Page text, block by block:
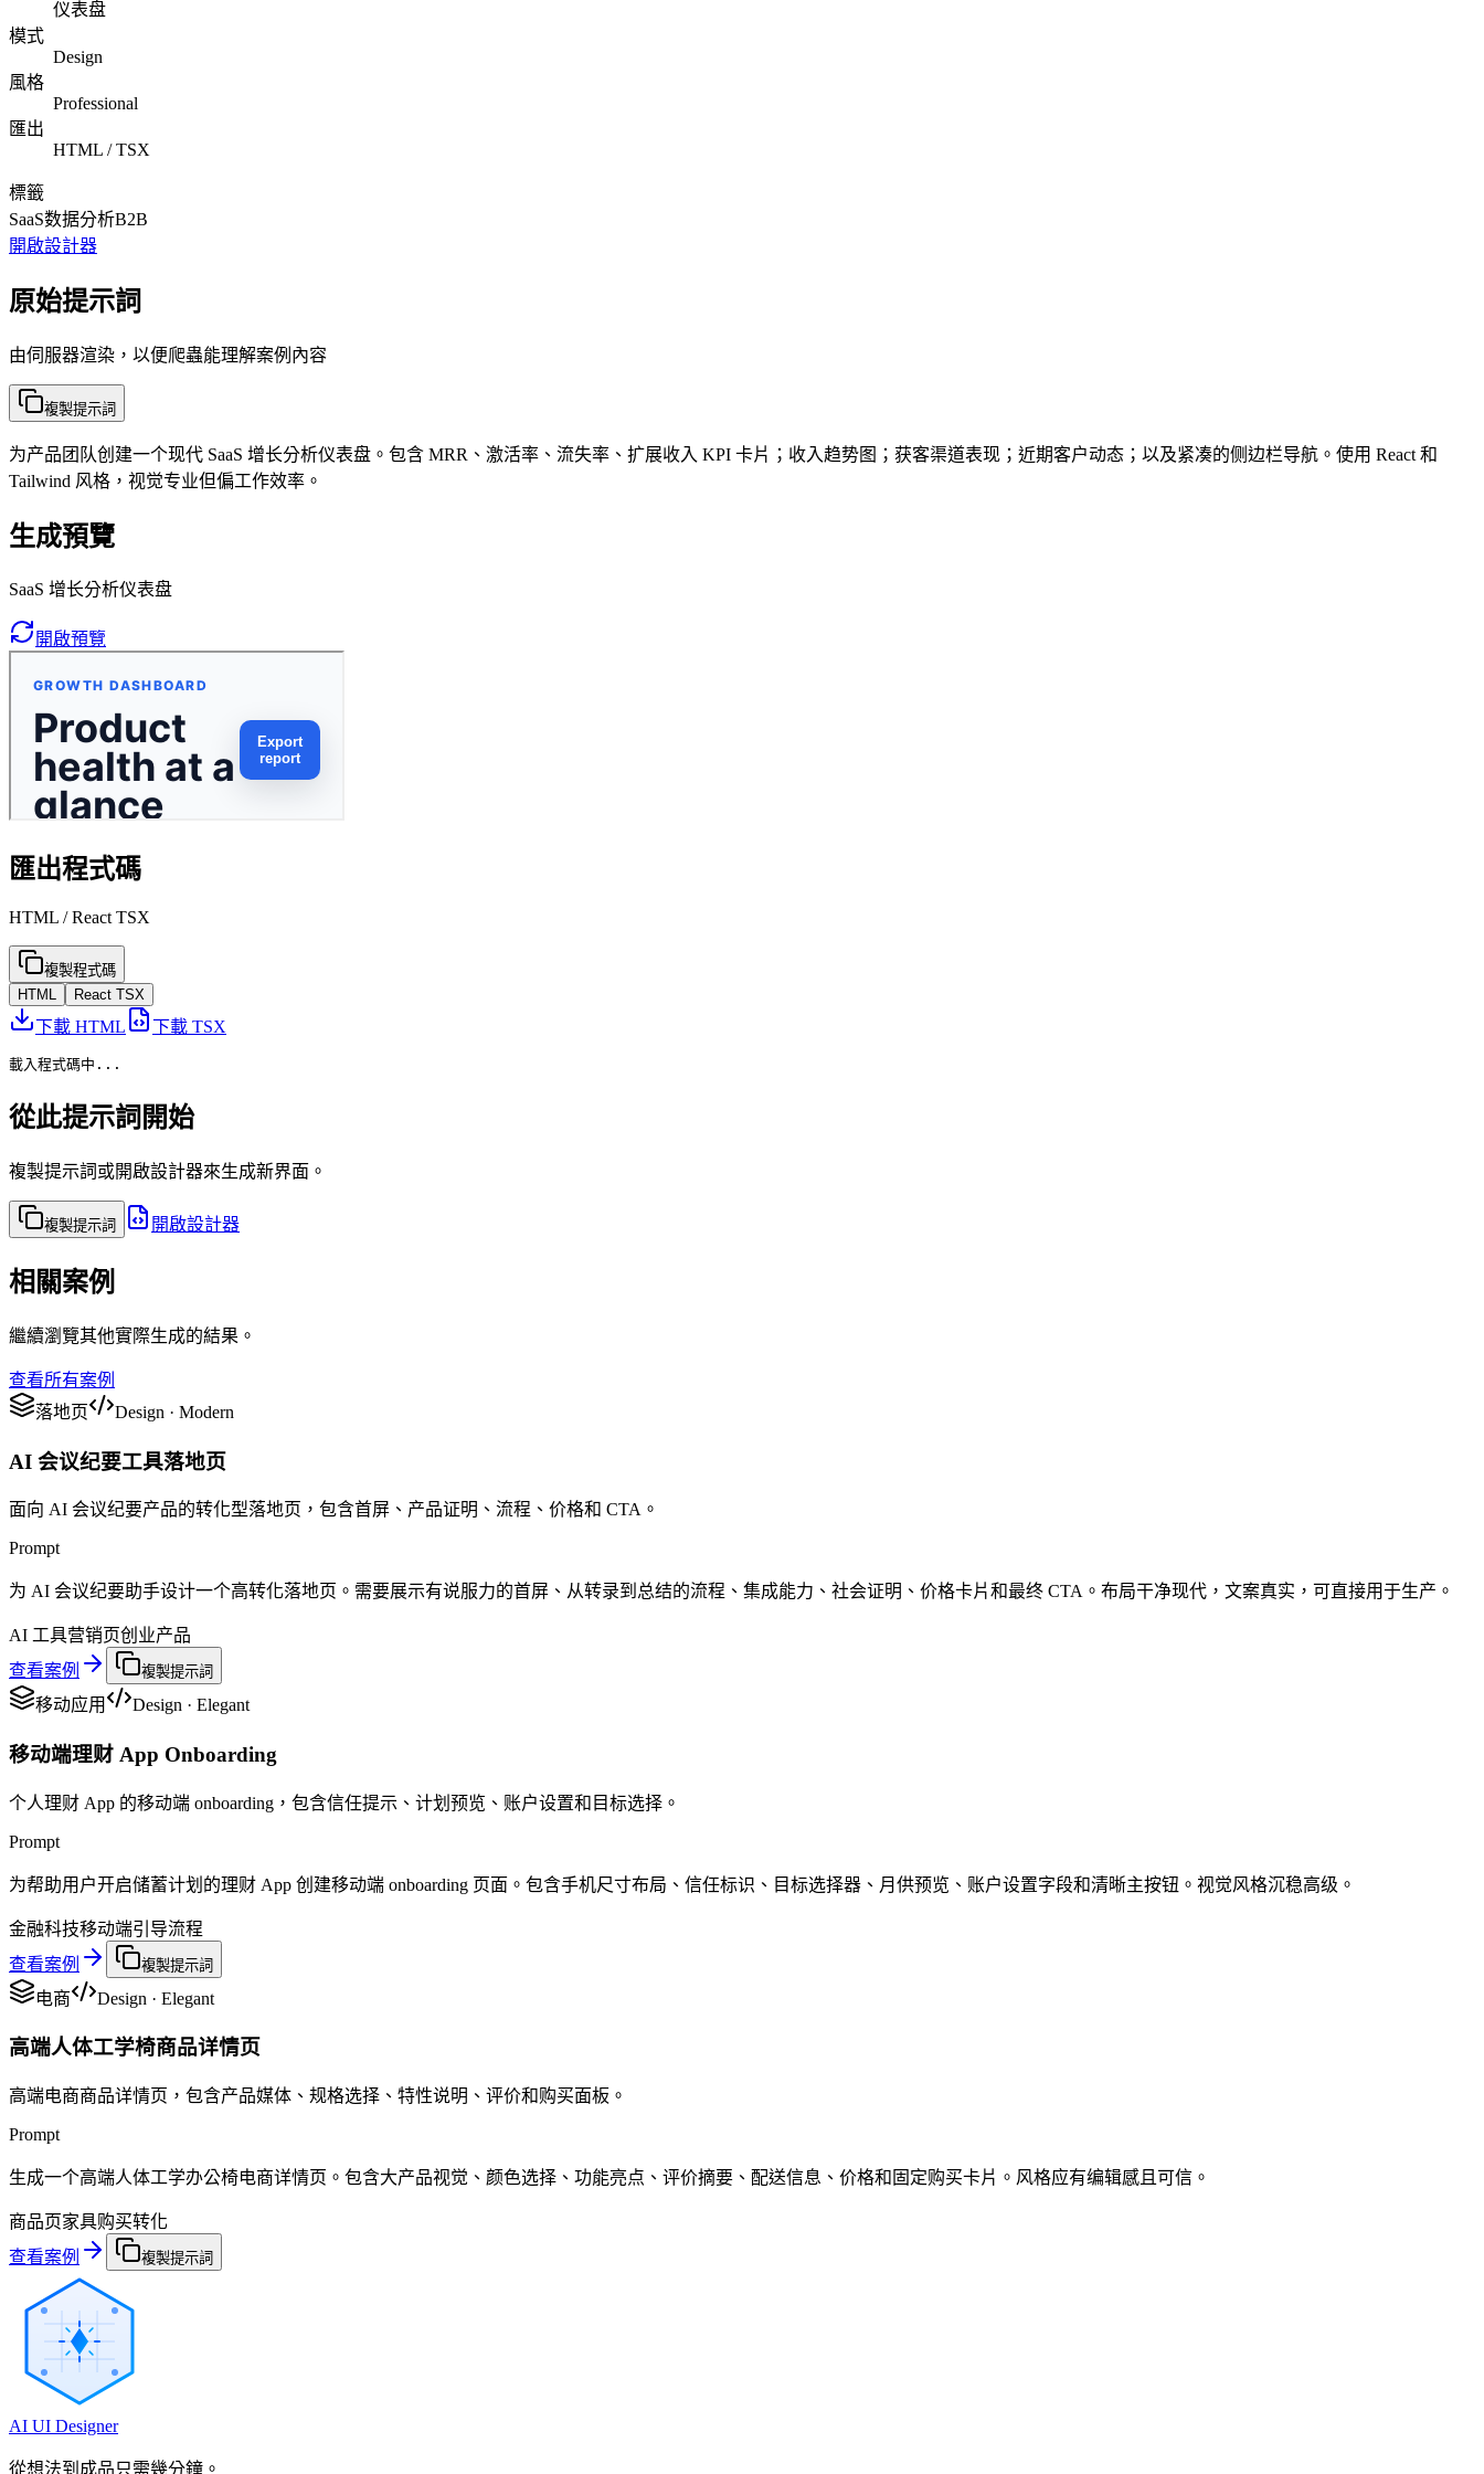
仪表盘
模式
Design
風格
Professional
匯出
HTML / TSX
標籤
SaaS数据分析B2B
開啟設計器
原始提示詞
由伺服器渲染，以便爬蟲能理解案例內容
複製提示詞
为产品团队创建一个现代 SaaS 增长分析仪表盘。包含 MRR、激活率、流失率、扩展收入 KPI 卡片；收入趋势图；获客渠道表现；近期客户动态；以及紧凑的侧边栏导航。使用 React 和
Tailwind 风格，视觉专业但偏工作效率。
生成預覽
SaaS 增长分析仪表盘
開啟預覽
匯出程式碼
HTML / React TSX
複製程式碼
HTML
React TSX
下載 HTML 下載 TSX
載入程式碼中...
從此提示詞開始
複製提示詞或開啟設計器來生成新界面。
複製提示詞 開啟設計器
相關案例
繼續瀏覽其他實際生成的結果。
查看所有案例
落地页
Design · Modern
AI 会议纪要工具落地页
面向 AI 会议纪要产品的转化型落地页，包含首屏、产品证明、流程、价格和 CTA。
Prompt
为 AI 会议纪要助手设计一个高转化落地页。需要展示有说服力的首屏、从转录到总结的流程、集成能力、社会证明、价格卡片和最终 CTA。布局干净现代，文案真实，可直接用于生产。
AI 工具营销页创业产品
查看案例
複製提示詞
移动应用 Design · Elegant
移动端理财 App Onboarding
个人理财 App 的移动端 onboarding，包含信任提示、计划预览、账户设置和目标选择。
Prompt
为帮助用户开启储蓄计划的理财 App 创建移动端 onboarding 页面。包含手机尺寸布局、信任标识、目标选择器、月供预览、账户设置字段和清晰主按钮。视觉风格沉稳高级。
金融科技移动端引导流程
查看案例
複製提示詞
电商 Design · Elegant
高端人体工学椅商品详情页
高端电商商品详情页，包含产品媒体、规格选择、特性说明、评价和购买面板。
Prompt
生成一个高端人体工学办公椅电商详情页。包含大产品视觉、颜色选择、功能亮点、评价摘要、配送信息、价格和固定购买卡片。风格应有编辑感且可信。
商品页家具购买转化
查看案例
複製提示詞
AI UI Designer
從想法到成品只需幾分鐘。